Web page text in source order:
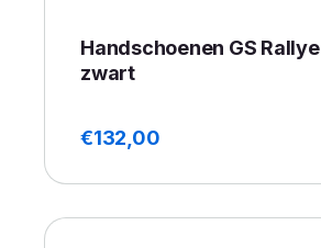
Handschoenen GS Rallye
zwart
€132,00